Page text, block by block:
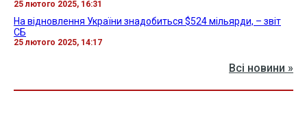
25 лютого 2025, 16:31
На відновлення України знадобиться $524 мільярди, – звіт
СБ
25 лютого 2025, 14:17
Всі новини »